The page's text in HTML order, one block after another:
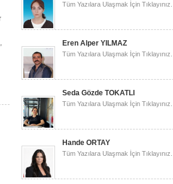
Tüm Yazılara Ulaşmak İçin Tıklayınız.
Eren Alper YILMAZ
Tüm Yazılara Ulaşmak İçin Tıklayınız.
Seda Gözde TOKATLI
Tüm Yazılara Ulaşmak İçin Tıklayınız.
Hande ORTAY
Tüm Yazılara Ulaşmak İçin Tıklayınız.